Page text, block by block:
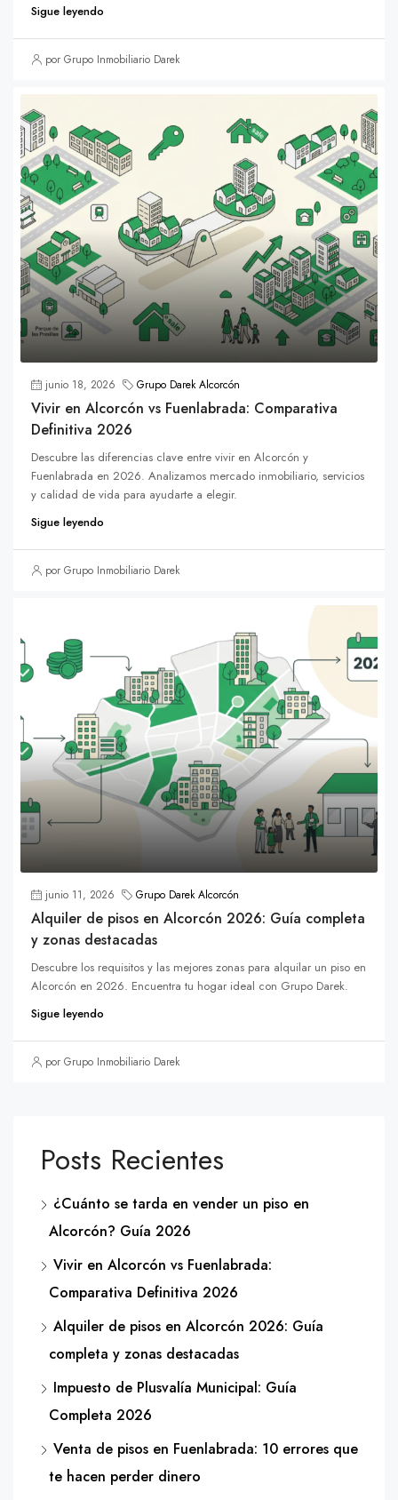
Sigue leyendo
por Grupo Inmobiliario Darek
junio 18, 2026 Grupo Darek Alcorcón
Vivir en Alcorcón vs Fuenlabrada: Comparativa
Definitiva 2026
Descubre las diferencias clave entre vivir en Alcorcón y
Fuenlabrada en 2026. Analizamos mercado inmobiliario, servicios
y calidad de vida para ayudarte a elegir.
Sigue leyendo
por Grupo Inmobiliario Darek
junio 11, 2026 Grupo Darek Alcorcón
Alquiler de pisos en Alcorcón 2026: Guía completa
y zonas destacadas
Descubre los requisitos y las mejores zonas para alquilar un piso en
Alcorcón en 2026. Encuentra tu hogar ideal con Grupo Darek.
Sigue leyendo
por Grupo Inmobiliario Darek
Posts Recientes
¿Cuánto se tarda en vender un piso en
Alcorcón? Guía 2026
Vivir en Alcorcón vs Fuenlabrada:
Comparativa Definitiva 2026
Alquiler de pisos en Alcorcón 2026: Guía
completa y zonas destacadas
Impuesto de Plusvalía Municipal: Guía
Completa 2026
Venta de pisos en Fuenlabrada: 10 errores que
te hacen perder dinero